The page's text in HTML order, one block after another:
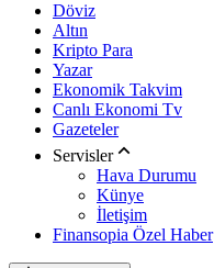
Döviz
Altın
Kripto Para
Yazar
Ekonomik Takvim
Canlı Ekonomi Tv
Gazeteler
Servisler
Hava Durumu
Künye
İletişim
Finansopia Özel Haber